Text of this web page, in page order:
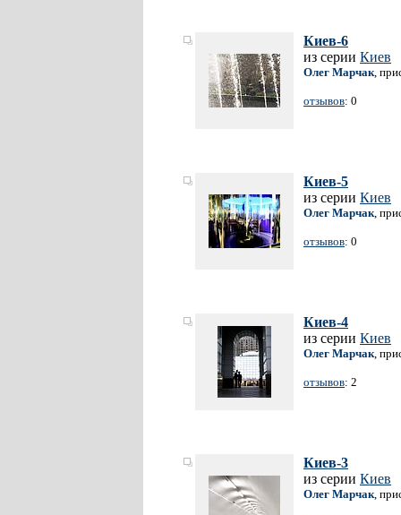
Киев-6
из серии Киев
Олег Марчак,
отзывов: 0
Киев-5
из серии Киев
Олег Марчак,
отзывов: 0
Киев-4
из серии Киев
Олег Марчак,
отзывов: 2
Киев-3
из серии Киев
Олег Марчак,